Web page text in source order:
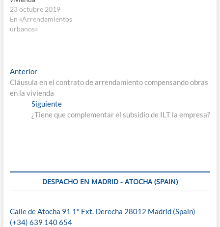
23 octubre 2019
En «Arrendamientos
urbanos»
Navegación
de
entradas
AnteriorEntrada
anterior:
Cláusula en el contrato de arrendamiento compensando obras
en la vivienda
SiguienteEntrada
siguiente:
¿Tiene que complementar el subsidio de ILT la empresa?
DESPACHO EN MADRID - ATOCHA (SPAIN)
Calle de Atocha 91 1º Ext. Derecha 28012 Madrid (Spain)
(+34) 639 140 654